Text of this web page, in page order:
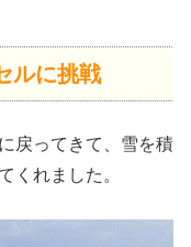
ルに挑戦
戻ってきて、雪を積
くれました。